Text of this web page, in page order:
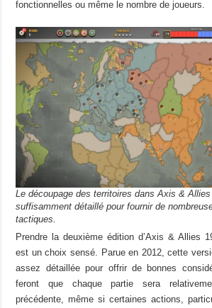
fonctionnelles ou même le nombre de joueurs.
Le découpage des territoires dans Axis &
suffisamment détaillé pour fournir de
tactiques.
Prendre la deuxième édition d’Axis & Allies
est un choix sensé. Parue en 2012, cette
assez détaillée pour offrir de bonnes
feront que chaque partie sera
précédente, même si certaines actions,